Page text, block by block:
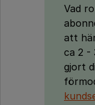
Vad
att
ca 2 -
gjort